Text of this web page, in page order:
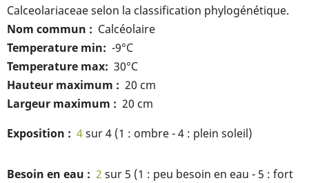
Calceolariaceae selon la classification phylogénétique.
Nom commun
Calcéolaire
Temperature min
-9°C
Temperature max 30°C
Hauteur maximum
20 cm
Largeur maximum
20 cm
Exposition
4sur 4 (1 : ombre - 4 : plein soleil)
Besoin en eau 2 sur 5 (1 : peu besoin en eau - 5 : fort